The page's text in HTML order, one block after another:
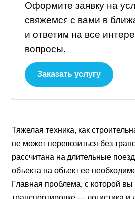
Оформите заявку на
свяжемся с вами в
и ответим на все
вопросы.
Заказать услугу
Тяжелая техника, как
не может перевозиться без
рассчитана на длительные
объекта на объект ее
Главная проблема, с которой вы
транспортировке — логистика и